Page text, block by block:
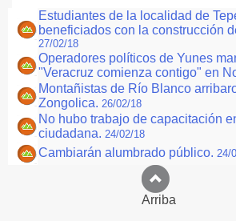
Estudiantes de la localidad de
beneficiados con la construcción
27/02/18
Operadores políticos de Yunes
"Veracruz comienza contigo" en
Montañistas de Río Blanco
Zongolica. 26/02/18
No hubo trabajo de capacitación
ciudadana. 24/02/18
Cambiarán alumbrado público. 24/
Arriba